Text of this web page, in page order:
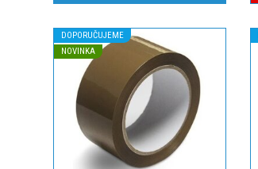
DOPORUČUJEME
NOVINKA